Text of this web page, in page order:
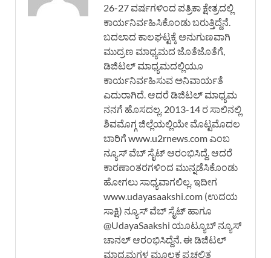
26-27 ವರ್ಷಗಳಿಂದ ಪತ್ರಿಕಾ ಕ್ಷೇತ್ರದಲ್ಲಿ
ಕಾರ್ಯನಿರ್ವಹಿಸಿಕೊಂಡು ಬರುತ್ತಿದ್ದೆನೆ.
ಬದಲಾದ ಕಾಲಘಟ್ಟಕ್ಕೆ ಅನುಗುಣವಾಗಿ
ಮುದ್ರಣ ಮಾಧ್ಯಮದ ಜೊತೆಜೊತೆಗೆ,
ಡಿಜಿಟಲ್ ಮಾಧ್ಯಮದಲ್ಲಿಯೂ
ಕಾರ್ಯನಿರ್ವಹಿಸುವ ಅನಿವಾರ್ಯತೆ
ಎದುರಾಗಿದೆ. ಆದರೆ ಡಿಜಿಟಲ್ ಮಾಧ್ಯಮ
ನನಗೆ ಹೊಸದಲ್ಲ. 2013-14 ರ ಸಾಲಿನಲ್ಲಿ
ಶಿವಮೊಗ್ಗ ಜಿಲ್ಲೆಯಲ್ಲಿಯೇ ಮೊಟ್ಟಮೊದಲ
ಬಾರಿಗೆ www.u2rnews.com ಎಂಬ
ನ್ಯೂಸ್ ವೆಬ್ ಸೈಟ್ ಆರಂಭಿಸಿದ್ದೆ. ಆದರೆ
ಕಾರಣಾಂತರಗಳಿಂದ ಮುನ್ನಡೆಸಿಕೊಂಡು
ಹೋಗಲು ಸಾಧ್ಯವಾಗಲಿಲ್ಲ. ಇದೀಗ
www.udayasaakshi.com (ಉದಯ
ಸಾಕ್ಷಿ) ನ್ಯೂಸ್ ವೆಬ್ ಸೈಟ್ ಹಾಗೂ
@UdayaSaakshi ಯೂಟ್ಯೂಬ್ ನ್ಯೂಸ್
ಚಾನಲ್ ಆರಂಭಿಸಿದ್ದೆನೆ. ಈ ಡಿಜಿಟಲ್
ಮಾಧ್ಯಮಗಳ ಮೂಲಕ ಪ್ರಚಲಿತ